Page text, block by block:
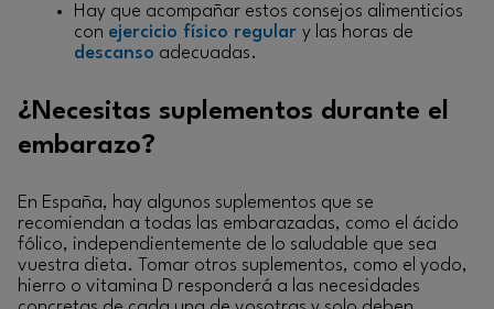
Hay que acompañar estos consejos alimenticios
con ejercicio físico regular y las horas de
descanso adecuadas.
¿Necesitas suplementos durante el
embarazo?
En España, hay algunos suplementos que se
recomiendan a todas las embarazadas, como el ácido
fólico, independientemente de lo saludable que sea
vuestra dieta. Tomar otros suplementos, como el yodo,
hierro o vitamina D responderá a las necesidades